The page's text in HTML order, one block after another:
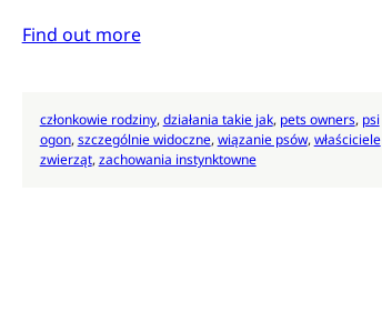
Find out more
członkowie rodziny, działania takie jak, pets owners, psi
ogon, szczególnie widoczne, wiązanie psów, właściciele
zwierząt, zachowania instynktowne